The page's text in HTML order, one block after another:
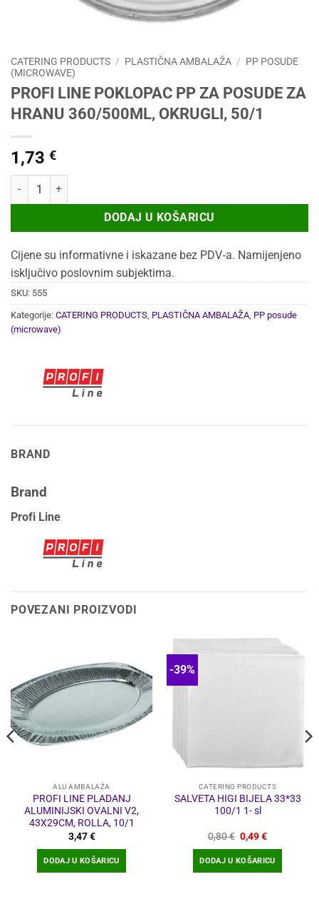
CATERING PRODUCTS / PLASTIČNA AMBALAŽA / PP POSUDE
(MICROWAVE)
PROFI LINE POKLOPAC PP ZA POSUDE ZA
HRANU 360/500ML, OKRUGLI, 50/1
1,73 €
PROFI LINE POKLOPAC PP ZA POSUDE ZA HRANU 360/500ML,
DODAJ U KOŠARICU
Cijene su informativne i iskazane bez PDV‑a. Namijenjeno
isključivo poslovnim subjektima.
SKU: 555
Kategorije: CATERING PRODUCTS, PLASTIČNA AMBALAŽA, PP posude
(microwave)
BRAND
Brand
Profi Line
POVEZANI PROIZVODI
ALU AMBALAŽA
PROFI LINE PLADANJ
ALUMINIJSKI OVALNI V2,
43X29CM, ROLLA, 10/1
3,47€
DODAJ U KOŠARICU
-39%
CATERING PRODUCTS
SALVETA HIGI BIJELA 33*33
100/1 1- sl
0,80€ Izvorna
cijena
bila
je:
0,80 €.
0,49€Trenutna
0,49 €.
DODAJ U KOŠARICU